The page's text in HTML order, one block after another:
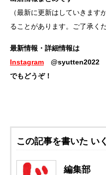
（最新に更新はしていきます
ることがあります。ご了承くだ
最新情報・詳細情報は
Instagram @syutten2022
でもどうぞ！
この記事を書いた い
編集部